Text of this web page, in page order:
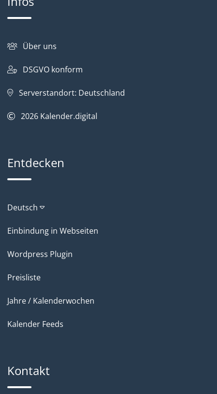
Über uns
DSGVO konform
Serverstandort: Deutschland
2026 Kalender.digital
Entdecken
Deutsch
Einbindung in Webseiten
Wordpress Plugin
Preisliste
Jahre / Kalenderwochen
Kalender Feeds
Kontakt